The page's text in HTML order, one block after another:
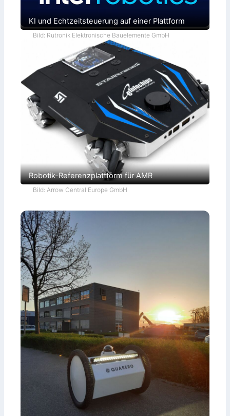
KI und Echtzeitsteuerung auf einer Plattform
Bild: Rutronik Elektronische Bauelemente GmbH
Robotik-Referenzplattform für AMR
Bild: Arrow Central Europe GmbH